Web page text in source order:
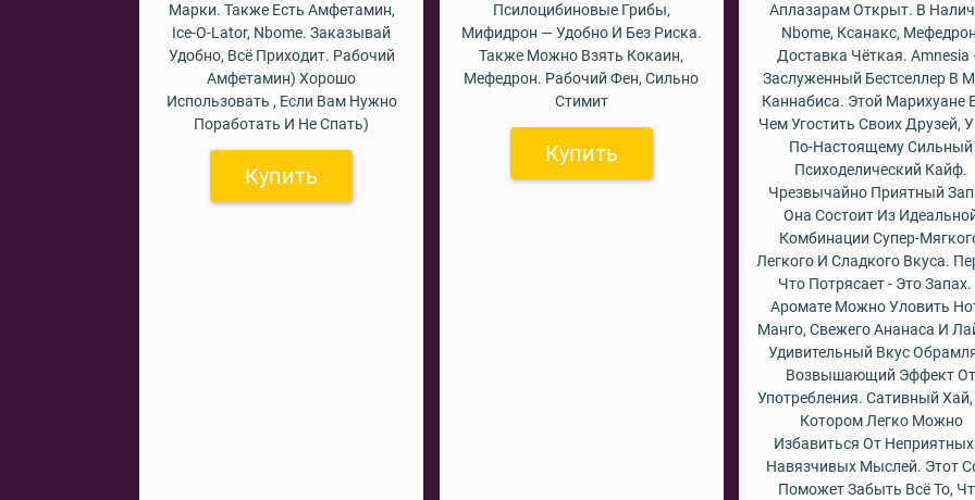
Марки. Также Есть Амфетамин,
Ice-O-Lator, Nbome. Заказывай
Удобно, Всё Приходит. Рабочий
Амфетамин) Хорошо
Использовать , Если Вам Нужно
Поработать И Не Спать)
Купить
Псилоцибиновые Грибы,
Мифидрон — Удобно И Без Риска.
Также Можно Взять Кокаин,
Мефедрон. Рабочий Фен, Сильно
Стимит
Купить
Аплазарам Открыт. В
Nbome, Ксанакс,
Доставка Чёткая. Amnesia
Заслуженный Бестселлер В
Каннабиса. Этой Марихуане
Чем Угостить Своих Друзей,
По-Настоящему Сильный
Психоделический Кайф.
Чрезвычайно Приятный
Она Состоит Из
Комбинации Супер-
Легкого И Сладкого Вкуса.
Что Потрясает - Это Запах.
Аромате Можно Уловить
Манго, Свежего Ананаса И
Удивительный Вкус
Возвышающий Эффект От
Употребления. Сативный
Котором Легко Можно
Избавиться От
Навязчивых Мыслей. Этот
Поможет Забыть Всё То,